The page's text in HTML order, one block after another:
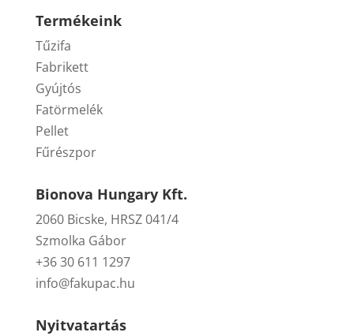
Termékeink
Tűzifa
Fabrikett
Gyújtós
Fatörmelék
Pellet
Fűrészpor
Bionova Hungary Kft.
2060 Bicske, HRSZ 041/4
Szmolka Gábor
+36 30 611 1297
info@fakupac.hu
Nyitvatartás